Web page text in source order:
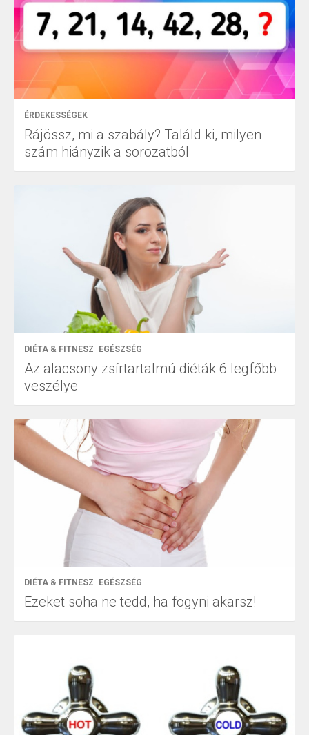
ÉRDEKESSÉGEK
Rájössz, mi a szabály? Találd ki, milyen
szám hiányzik a sorozatból
DIÉTA & FITNESZ EGÉSZSÉG
Az alacsony zsírtartalmú diéták 6 legfőbb
veszélye
DIÉTA & FITNESZ EGÉSZSÉG
Ezeket soha ne tedd, ha fogyni akarsz!